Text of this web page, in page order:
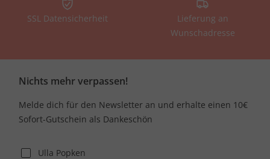
SSL Datensicherheit
Lieferung an
Wunschadresse
Nichts mehr verpassen!
Melde dich für den Newsletter an und erhalte einen 10€
Sofort-Gutschein als Dankeschön
Ulla Popken